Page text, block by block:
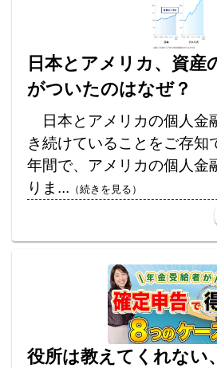
日本とアメリカ、資産
がついたのはなぜ？
日本とアメリカの個人金
き続けていることをご存知
年間で、アメリカの個人金
りま... （続きを見る）
役所は教えてくれない